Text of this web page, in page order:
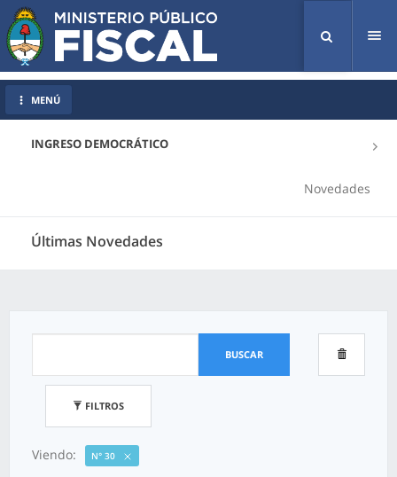
INGRESO DEMOCRÁTICO
Novedades
Últimas Novedades
MENÚ
BUSCAR
FILTROS
Viendo: N° 30